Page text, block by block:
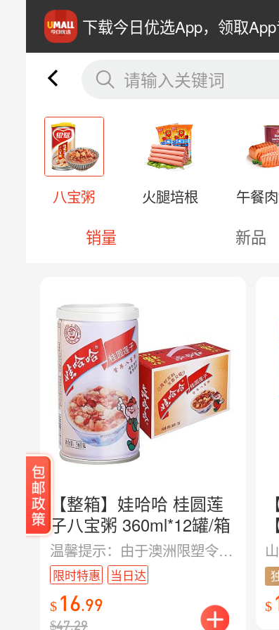
下载今日优选App，领取
请输入关键词
八宝粥 火腿培根 午餐
销量 新品
【整箱】娃哈哈 桂圆莲
子八宝粥 360ml*12罐/箱
温馨提示：由于澳洲限塑令政策，为响应环保，包装内不再附赠塑料勺子。
限时特惠 当日达
$ 16.99
$47.29
$